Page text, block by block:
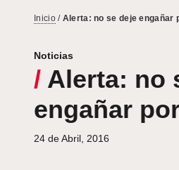
Inicio/ Alerta: no se deje engañar
Noticias
/ Alerta: no
engañar
24 de Abril, 2016